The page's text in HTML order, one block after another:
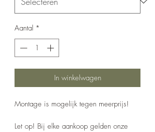
Aantal *
In winkelwagen
Montage is mogelijk tegen meerprijs!
Let op! Bij elke aankoop gelden onze